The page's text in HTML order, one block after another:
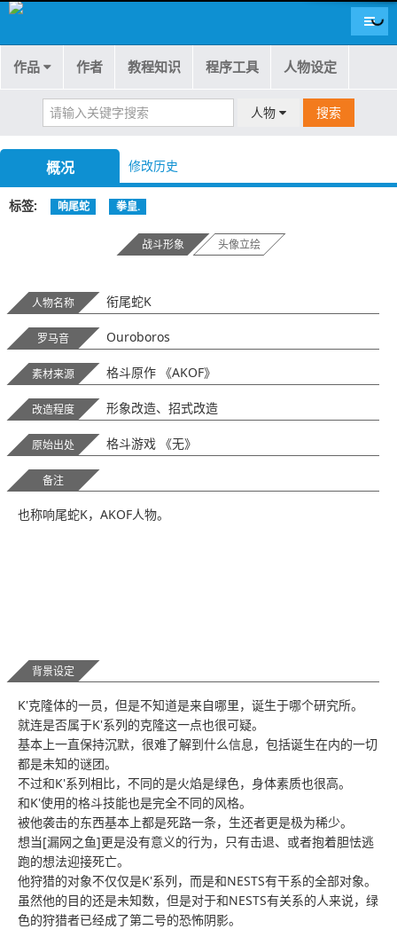
导航
作品 作者 教程知识 程序工具 人物设定
人物 搜索
概况 修改历史
标签 响尾蛇 拳皇.
战斗形象 头像立绘
人物名称 衔尾蛇K
罗马音 Ouroboros
素材来源 格斗原作 《AKOF》
改造程度 形象改造、招式改造
原始出处 格斗游戏 《无》
备注
也称响尾蛇K，AKOF人物。
背景设定
K'克隆体的一员，但是不知道是来自哪里，诞生于哪个研究所。
就连是否属于K'系列的克隆这一点也很可疑。
基本上一直保持沉默，很难了解到什么信息，包括诞生在内的一切
都是未知的谜团。
不过和K'系列相比，不同的是火焰是绿色，身体素质也很高。
和K'使用的格斗技能也是完全不同的风格。
被他袭击的东西基本上都是死路一条，生还者更是极为稀少。
想当[漏网之鱼]更是没有意义的行为，只有击退、或者抱着胆怯逃
跑的想法迎接死亡。
他狩猎的对象不仅仅是K'系列，而是和NESTS有干系的全部对象。
虽然他的目的还是未知数，但是对于和NESTS有关系的人来说，绿
色的狩猎者已经成了第二号的恐怖阴影。